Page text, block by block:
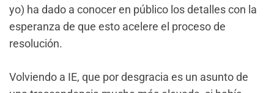
yo) ha dado a conocer en público los detalles con la
esperanza de que esto acelere el proceso de
resolución.
Volviendo a IE, que por desgracia es un asunto de